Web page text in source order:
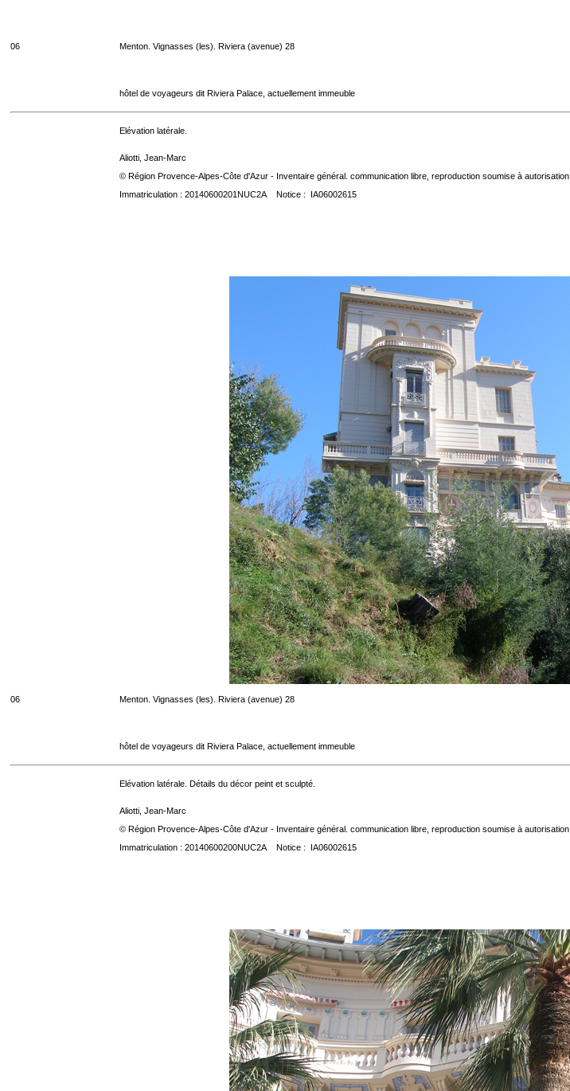
06 Menton. Vignasses (les). Riviera (avenue) 28
hôtel de voyageurs dit Riviera Palace, actuellement immeuble
Elévation latérale.
Aliotti, Jean-Marc
© Région Provence-Alpes-Côte d'Azur - Inventaire général. communication libre, reproduction soumise à autorisation
Immatriculation : 20140600201NUC2A Notice : IA06002615
06 Menton. Vignasses (les). Riviera (avenue) 28
hôtel de voyageurs dit Riviera Palace, actuellement immeuble
Elévation latérale. Détails du décor peint et sculpté.
Aliotti, Jean-Marc
© Région Provence-Alpes-Côte d'Azur - Inventaire général. communication libre, reproduction soumise à autorisation
Immatriculation : 20140600200NUC2A Notice : IA06002615